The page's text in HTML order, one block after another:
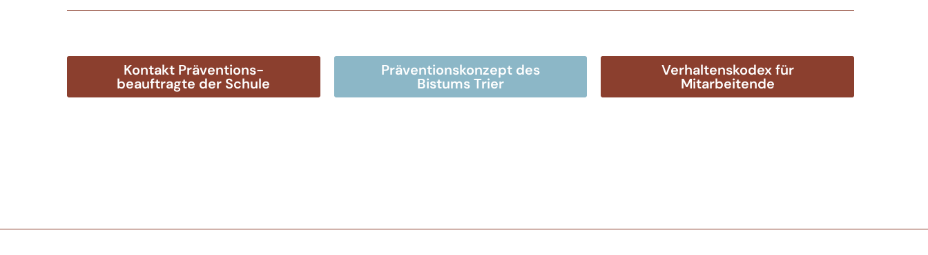
Kontakt Präventions-
beauftragte der Schule
Präventionskonzept des
Bistums Trier
Verhaltenskodex für
Mitarbeitende